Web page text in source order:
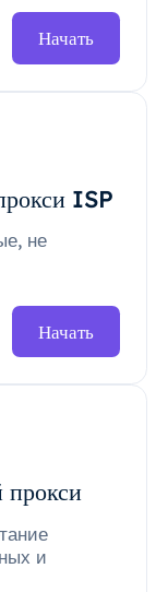
Начать
ISP
не
Начать
прокси
и